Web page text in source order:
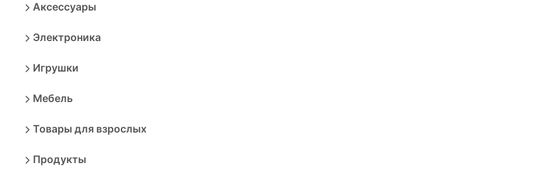
Аксессуары
Электроника
Игрушки
Мебель
Товары для взрослых
Продукты